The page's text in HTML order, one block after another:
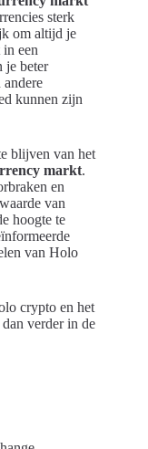
sterk
om altijd je
een
je beter
kunnen zijn
blijven van het
markt.
en
van
hoogte te
van Holo
crypto en het
verder in de